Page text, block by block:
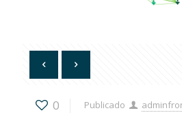
0 Publicado